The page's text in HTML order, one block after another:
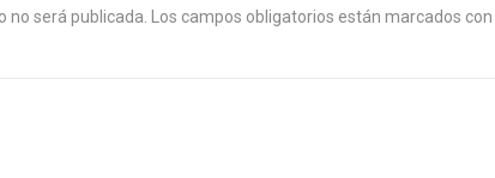
no será publicada.
Los campos obligatorios están marcados con